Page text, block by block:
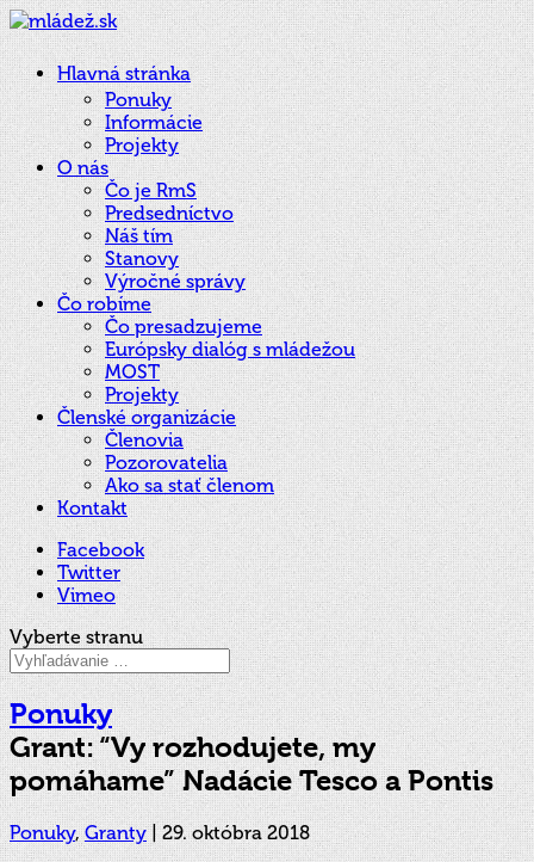
Hlavná stránka
Ponuky
Informácie
Projekty
O nás
Čo je RmS
Predsedníctvo
Náš tím
Stanovy
Výročné správy
Čo robíme
Čo presadzujeme
Európsky dialóg s mládežou
MOST
Projekty
Členské organizácie
Členovia
Pozorovatelia
Ako sa stať členom
Kontakt
Facebook
Twitter
Vimeo
Vyberte stranu
Ponuky
Grant: “Vy rozhodujete, my
pomáhame” Nadácie Tesco a Pontis
Ponuky,Granty|29. októbra 2018